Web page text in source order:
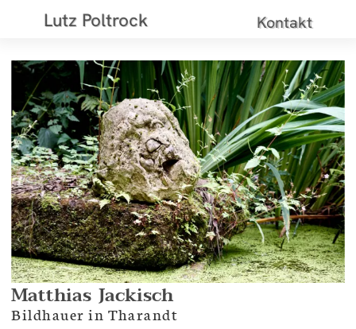
Lutz Poltrock
Matthias Jackisch
Bildhauer in Tharandt
Steinstaub zeichnet einen Kreis um das Werk,
er liegt auf allem, durchdringt wie ein erster
Atem die Luft um das Neue.
Die Rose am Ort macht den Staubkreis leben
und was in seiner Mitte entsteht, wie eine
seltsame Lampe, holt sie so hautfarbenen